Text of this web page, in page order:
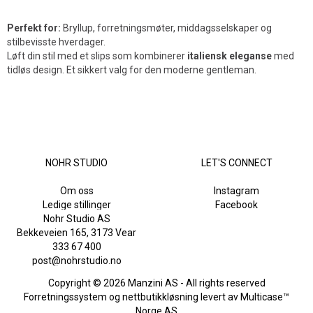
Perfekt for: Bryllup, forretningsmøter, middagsselskaper og
stilbevisste hverdager.
Løft din stil med et slips som kombinerer italiensk elegansemed
tidløs design. Et sikkert valg for den moderne gentleman.
NOHR STUDIO
Om oss
Ledige stillinger
LET'S CONNECT
Instagram
Facebook
Nohr Studio AS
Bekkeveien 165, 3173 Vear
333 67 400
post@nohrstudio.no
Copyright © 2026 Manzini AS - All rights reserved
Forretningssystem og nettbutikkløsning levert av Multicase™